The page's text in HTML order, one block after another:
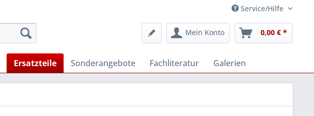
Service/Hilfe
Mein Konto
0,00 € *
Ersatzteile Sonderangebote Fachliteratur Galerien